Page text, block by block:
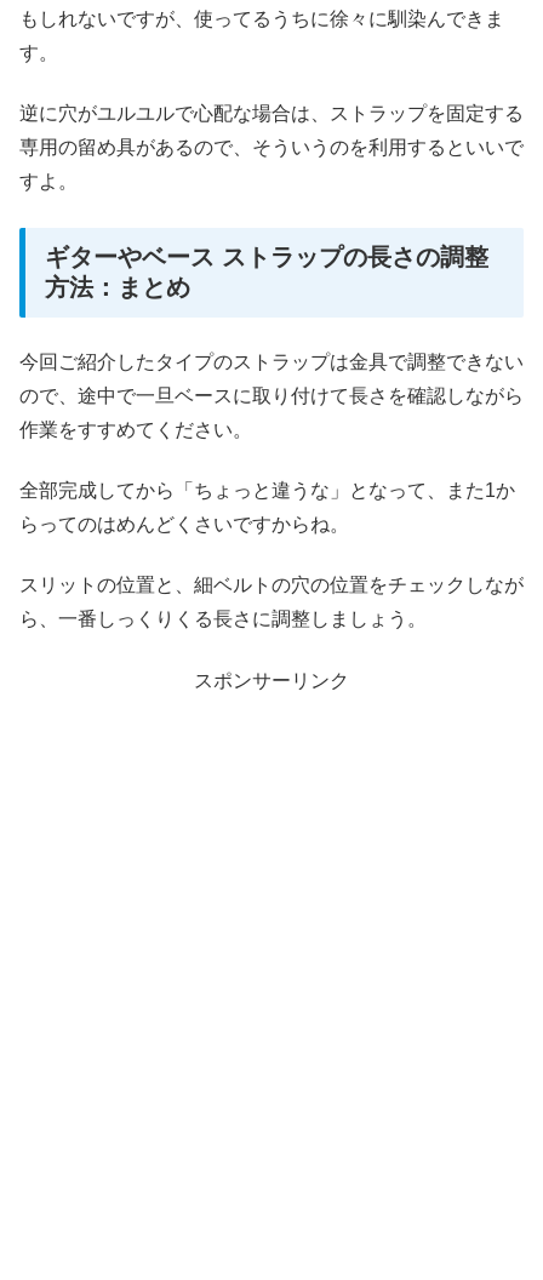
もしれないですが、使ってるうちに徐々に馴染んできま
す。
逆に穴がユルユルで心配な場合は、ストラップを固定する
専用の留め具があるので、そういうのを利用するといいで
すよ。
ギターやベース ストラップの長さの調整
方法：まとめ
今回ご紹介したタイプのストラップは金具で調整できない
ので、途中で一旦ベースに取り付けて長さを確認しながら
作業をすすめてください。
全部完成してから「ちょっと違うな」となって、また1か
らってのはめんどくさいですからね。
スリットの位置と、細ベルトの穴の位置をチェックしなが
ら、一番しっくりくる長さに調整しましょう。
スポンサーリンク